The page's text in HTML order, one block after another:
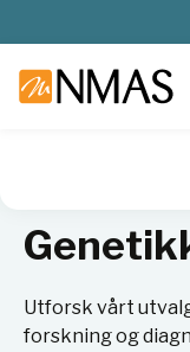
Utforsk vårt
forskning og